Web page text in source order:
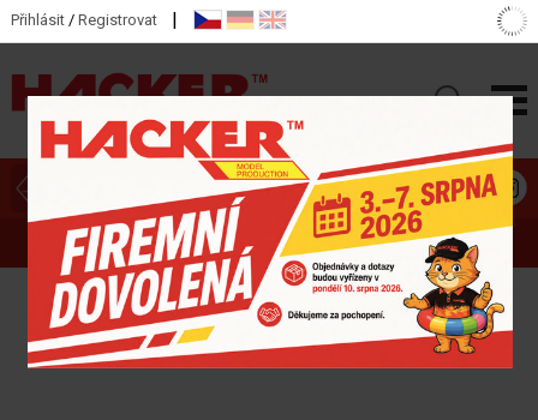
Přihlásit / Registrovat |
ZOBRAZIT HLAVNÍ KATEGORIE